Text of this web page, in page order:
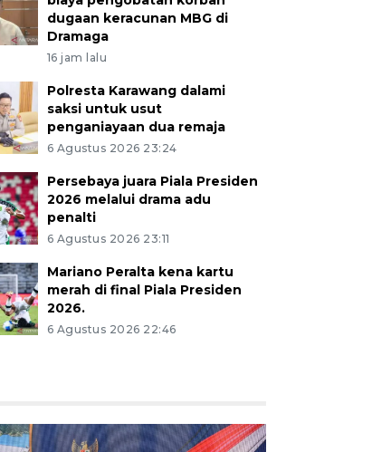
dugaan keracunan MBG di
Dramaga
16 jam lalu
Polresta Karawang dalami
saksi untuk usut
penganiayaan dua remaja
6 Agustus 2026 23:24
Persebaya juara Piala Presiden
2026 melalui drama adu
penalti
6 Agustus 2026 23:11
Mariano Peralta kena kartu
merah di final Piala Presiden
2026.
6 Agustus 2026 22:46